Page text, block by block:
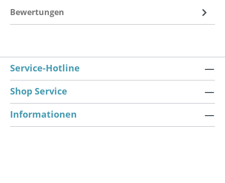
Bewertungen
Service-Hotline
Shop Service
Informationen